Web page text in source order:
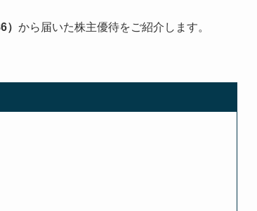
から届いた株主優待をご紹介します。